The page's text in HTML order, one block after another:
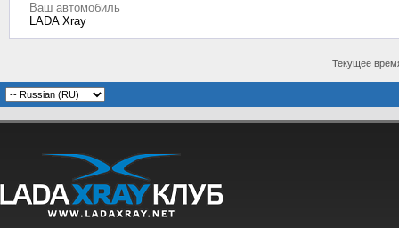
Ваш автомобиль
LADA Xray
Текущее